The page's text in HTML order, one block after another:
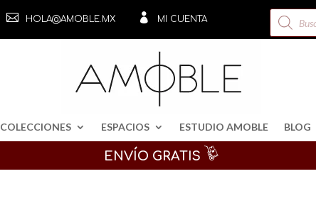
 HOLA@AMOBLE.MX  MI CUENTA
Búsqueda
de
productos
COLECCIONES ESPACIOS ESTUDIO AMOBLE BLOG
ENVÍO GRATIS